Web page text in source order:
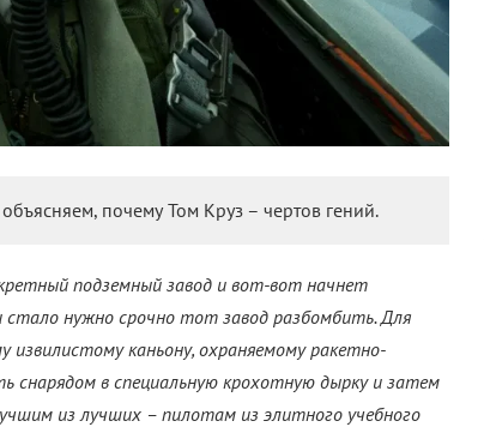
почему Том Круз – чертов гений.
подземный завод и вот-вот начнет
нужно срочно тот завод разбомбить. Для
каньону, охраняемому ракетно-
снарядом в специальную крохотную дырку и затем
из лучших – пилотам из элитного учебного